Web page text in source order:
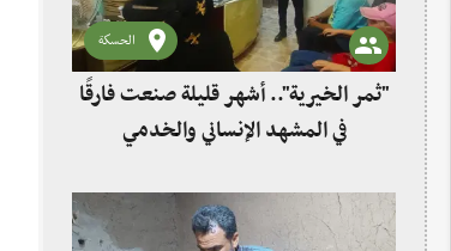
الحسكة
"ثمر الخيرية".. أشهر قليلة صنعت فارقًا
في المشهد الإنساني والخدمي